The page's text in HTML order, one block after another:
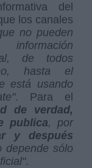
del
los canales
no pueden
de todos
hasta el
está usando
. Para el
de verdad,
publica, por
y después
depende sólo
.